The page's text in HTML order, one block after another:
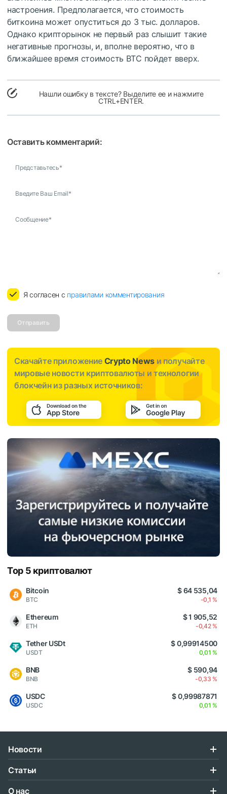
настроения. Предполагается, что стоимость
биткоина может опуститься до 3 тыс. долларов.
Однако крипторынок не первый раз слышит такие
негативные прогнозы, и, вполне вероятно, что в
ближайшее время стоимость BTC пойдет вверх.
Нашли ошибку в тексте? Выделите ее и нажмите
CTRL+ENTER.
Оставить комментарий:
Представьтесь*
Введите Ваш Email*
Сообщение*
Я согласен с правилами комментирования
Отправить
Скачайте приложение Crypto News и получайте
мировые новости криптовалюты и технологии
блокчейн из разных источников:
Top 5 криптовалют
Bitcoin
BTC
$ 64 535,04
-0,1 %
Ethereum
ETH
$ 1 905,52
-0,42 %
Tether USDt
USDT
$ 0,99914500
0,01 %
BNB
BNB
$ 590,94
-0,33 %
USDC
USDC
$ 0,99987871
0,01 %
Новости
Статьи
О нас